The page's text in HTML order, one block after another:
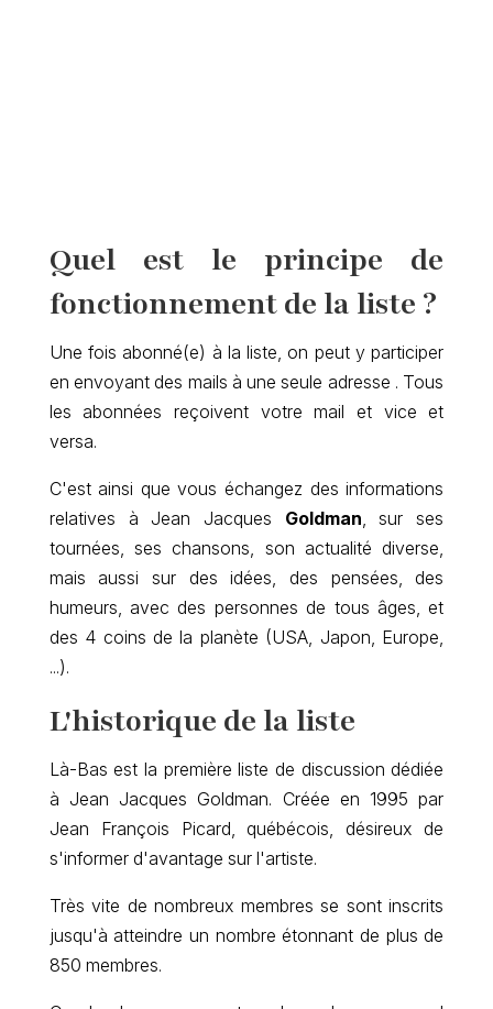
Quel est le principe de
fonctionnement de la liste ?
Une fois abonné(e) à la liste, on peut y participer
en envoyant des mails à une seule adresse . Tous
les abonnées reçoivent votre mail et vice et
versa.
C'est ainsi que vous échangez des informations
relatives à Jean Jacques Goldman, sur ses
tournées, ses chansons, son actualité diverse,
mais aussi sur des idées, des pensées, des
humeurs, avec des personnes de tous âges, et
des 4 coins de la planète (USA, Japon, Europe,
...).
L'historique de la liste
Là-Bas est la première liste de discussion dédiée
à Jean Jacques Goldman. Créée en 1995 par
Jean François Picard, québécois, désireux de
s'informer d'avantage sur l'artiste.
Très vite de nombreux membres se sont inscrits
jusqu'à atteindre un nombre étonnant de plus de
850 membres.